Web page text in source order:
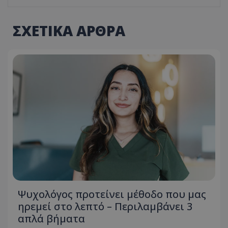
ΣΧΕΤΙΚΑ ΑΡΘΡΑ
Ψυχολόγος προτείνει μέθοδο που μας
ηρεμεί στο λεπτό – Περιλαμβάνει 3
απλά βήματα